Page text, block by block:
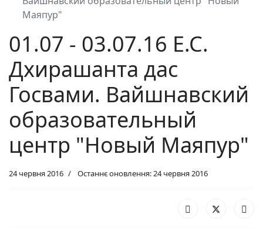
Маяпур"
01.07 - 03.07.16 Е.С.
Дхирашанта дас
Госвами. Вайшнавский
образовательный
центр "Новый Маяпур"
24 червня 2016 Останнє оновлення: 24 червня 2016